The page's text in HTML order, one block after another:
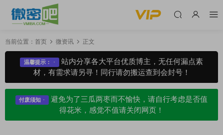
当前位置： 首页 微资讯 正文
温馨提示：
站内分享各大平台优质博主，无任何漏点素
材，有需求请另寻！同行请勿搬运查到会封号！
付废须知
避免为了三瓜两枣而不愉快，请自行考虑是否值
得花米，感觉不值请关闭网页！